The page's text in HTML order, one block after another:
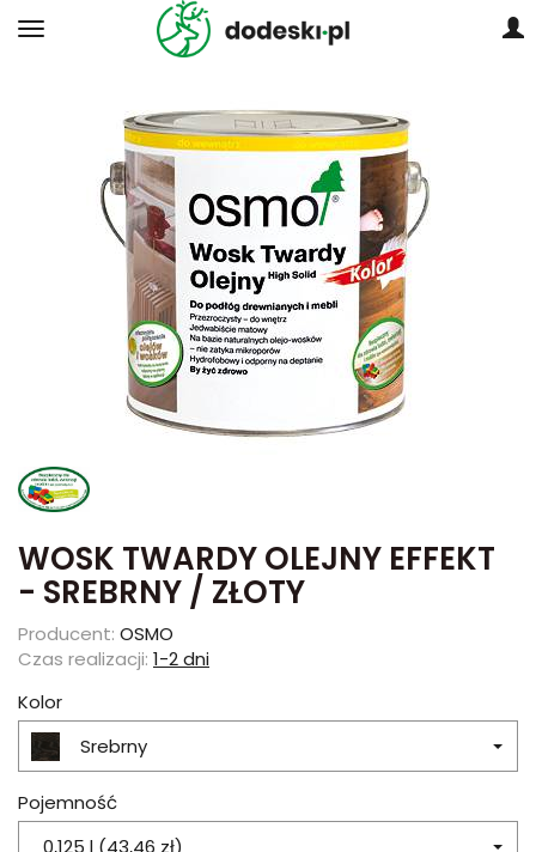
WOSK TWARDY OLEJNY EFFEKT
- SREBRNY / ZŁOTY
Producent: OSMO
Czas realizacji: 1-2 dni
Kolor
Srebrny
Pojemność
0,125 l (43,46 zł)